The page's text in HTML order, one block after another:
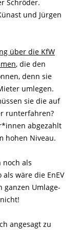
Schröder.
und Jürgen
über die KfW
, die den
denn sie
umlegen.
sie die auf
runterfahren?
abgezahlt
hohen Niveau.
noch als
wäre die EnEV
ganzen Umlage-
angesagt zu